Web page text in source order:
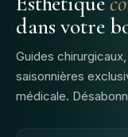
dans votre
Guides
saisonnières
médicale.